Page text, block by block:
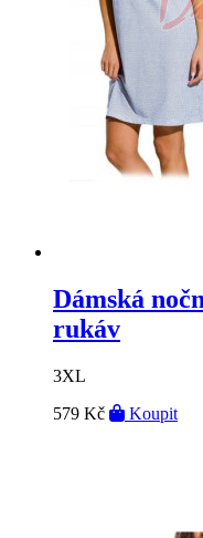
Dámská
rukáv
3XL
579 Kč
Koupit